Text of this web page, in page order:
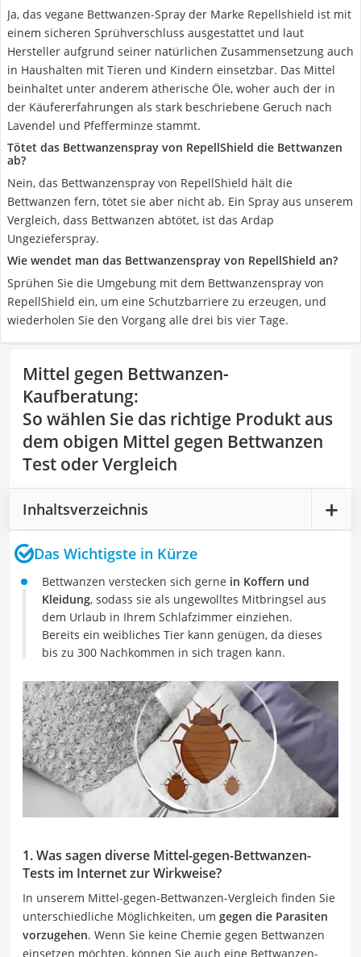
Ja, das vegane Bettwanzen-Spray der Marke Repellshield ist mit
einem sicheren Sprühverschluss ausgestattet und laut
Hersteller aufgrund seiner natürlichen Zusammensetzung auch
in Haushalten mit Tieren und Kindern einsetzbar. Das Mittel
beinhaltet unter anderem ätherische Öle, woher auch der in
der Käufererfahrungen als stark beschriebene Geruch nach
Lavendel und Pfefferminze stammt.
Tötet das Bettwanzenspray von RepellShield die Bettwanzen
ab?
Nein, das Bettwanzenspray von RepellShield hält die
Bettwanzen fern, tötet sie aber nicht ab. Ein Spray aus unserem
Vergleich, dass Bettwanzen abtötet, ist das Ardap
Ungezieferspray.
Wie wendet man das Bettwanzenspray von RepellShield an?
Sprühen Sie die Umgebung mit dem Bettwanzenspray von
RepellShield ein, um eine Schutzbarriere zu erzeugen, und
wiederholen Sie den Vorgang alle drei bis vier Tage.
Mittel gegen Bettwanzen-
Kaufberatung:
So wählen Sie das richtige Produkt aus
dem obigen Mittel gegen Bettwanzen
Test oder Vergleich
Inhaltsverzeichnis
Das Wichtigste in Kürze
Bettwanzen verstecken sich gerne in Koffern und
Kleidung, sodass sie als ungewolltes Mitbringsel aus
dem Urlaub in Ihrem Schlafzimmer einziehen.
Bereits ein weibliches Tier kann genügen, da dieses
bis zu 300 Nachkommen in sich tragen kann.
1. Was sagen diverse Mittel-gegen-Bettwanzen-
Tests im Internet zur Wirkweise?
In unserem Mittel-gegen-Bettwanzen-Vergleich finden Sie
unterschiedliche Möglichkeiten, um gegen die Parasiten
vorzugehen. Wenn Sie keine Chemie gegen Bettwanzen
einsetzen möchten, können Sie auch eine Bettwanzen-